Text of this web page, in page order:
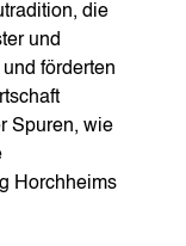
die
und
förderten
Spuren, wie
Horchheims